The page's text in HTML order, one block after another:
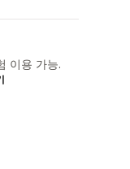
이용 가능.